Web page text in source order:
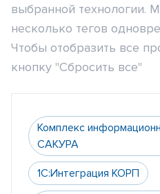
выбранной технологии.
несколько тегов
Чтобы отобразить все
кнопку "Сбросить все"
Комплекс
САКУРА
1С:Интеграция КОРП